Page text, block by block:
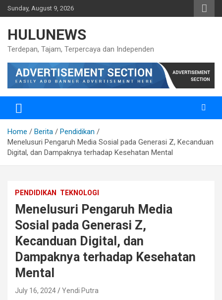
Skip
to
Sunday, August 9, 2026
HULUNEWS
Terdepan, Tajam, Terpercaya dan Independen
Home Berita
Pendidikan
Menelusuri Pengaruh Media Sosial pada Generasi Z, Kecanduan
Digital, dan Dampaknya terhadap Kesehatan Mental
PENDIDIKAN TEKNOLOGI
Menelusuri Pengaruh Media
Sosial pada Generasi Z,
Kecanduan Digital, dan
Dampaknya terhadap Kesehatan
Mental
July 16, 2024 Yendi Putra